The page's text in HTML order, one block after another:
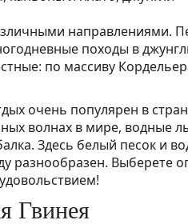
направлениями.
походы в
по массиву
очень популярен в
волнах в мире, водные
Здесь белый песок и
разнообразен. Выберете
Гвинея